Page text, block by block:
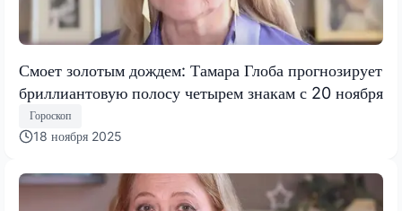
Смоет золотым дождем: Тамара Глоба прогнозирует
бриллиантовую полосу четырем знакам с 20 ноября
Гороскоп
18 ноября 2025